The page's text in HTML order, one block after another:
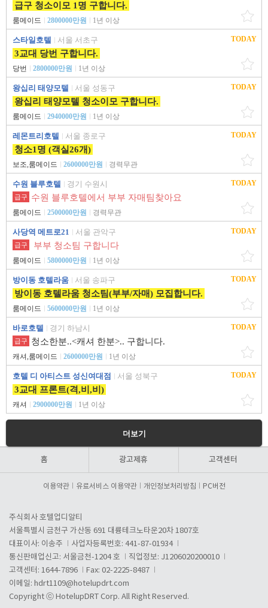
급구 청소이모 1명 구합니다.
룸메이드 2800000만원 1년 이상
스타일호텔 서울 서초구
3교대 당번 구합니다.
당번 2800000만원 1년 이상
TODAY
왕십리 태양모텔 서울 성동구
왕십리 태양모텔 청소이모 구합니다.
룸메이드 2940000만원 1년 이상
TODAY
레몬트리호텔 서울 종로구
청소1명 (객실26개)
보조,룸메이드 2600000만원 경력무관
TODAY
수원 블루호텔 경기 수원시
급구 수원 블루호텔에서 부부 자매팀찾아요
룸메이드 2500000만원 경력무관
TODAY
사당역 메트로21 서울 관악구
급구 부부 청소팀 구합니다
룸메이드 5800000만원 1년 이상
TODAY
방이동 호텔라움 서울 송파구
방이동 호텔라움 청소팀(부부/자매) 모집합니다.
룸메이드 5600000만원 1년 이상
TODAY
바로호텔 경기 하남시
급구 청소한분..<캐셔 한분>.. 구합니다.
캐셔,룸메이드 2600000만원 1년 이상
TODAY
호텔 디 아티스트 성신여대점 서울 성북구
3교대 프론트(격,비,비)
캐셔 2900000만원 1년 이상
TODAY
더보기
홈 광고제휴 고객센터
이용약관 유료서비스 이용약관 개인정보처리방침 PC버전
주식회사 호텔업디알티
서울특별시 금천구 가산동 691 대륭테크노타운20차 1807호
대표이사: 이송주
사업자등록번호: 441-87-01934
통신판매업신고: 서울금천-1204 호
직업정보: J1206020200010
고객센터: 1644-7896
Fax: 02-2225-8487
이메일: hdrt1109@hotelupdrt.com
Copyright ⓒ HotelupDRT Corp. All Right Reserved.